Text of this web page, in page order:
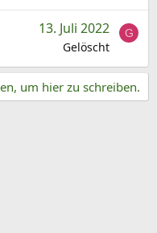
13. Juli 2022
Gelöscht
G
um hier zu schreiben.